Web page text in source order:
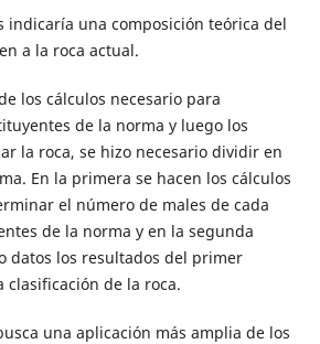
indicaría una composición teórica del
a la roca actual.
los cálculos necesario para
de la norma y luego los
la roca, se hizo necesario dividir en
En la primera se hacen los cálculos
el número de males de cada
de la norma y en la segunda
datos los resultados del primer
clasificación de la roca.
una aplicación más amplia de los